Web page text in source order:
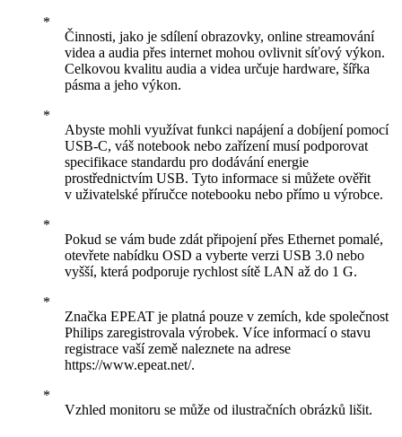
Činnosti, jako je sdílení obrazovky, online streamování
videa a audia přes internet mohou ovlivnit síťový výkon.
Celkovou kvalitu audia a videa určuje hardware, šířka
pásma a jeho výkon.
Abyste mohli využívat funkci napájení a dobíjení pomocí
USB-C, váš notebook nebo zařízení musí podporovat
specifikace standardu pro dodávání energie
prostřednictvím USB. Tyto informace si můžete ověřit
v uživatelské příručce notebooku nebo přímo u výrobce.
Pokud se vám bude zdát připojení přes Ethernet pomalé,
otevřete nabídku OSD a vyberte verzi USB 3.0 nebo
vyšší, která podporuje rychlost sítě LAN až do 1 G.
Značka EPEAT je platná pouze v zemích, kde společnost
Philips zaregistrovala výrobek. Více informací o stavu
registrace vaší země naleznete na adrese
https://www.epeat.net/.
Vzhled monitoru se může od ilustračních obrázků lišit.